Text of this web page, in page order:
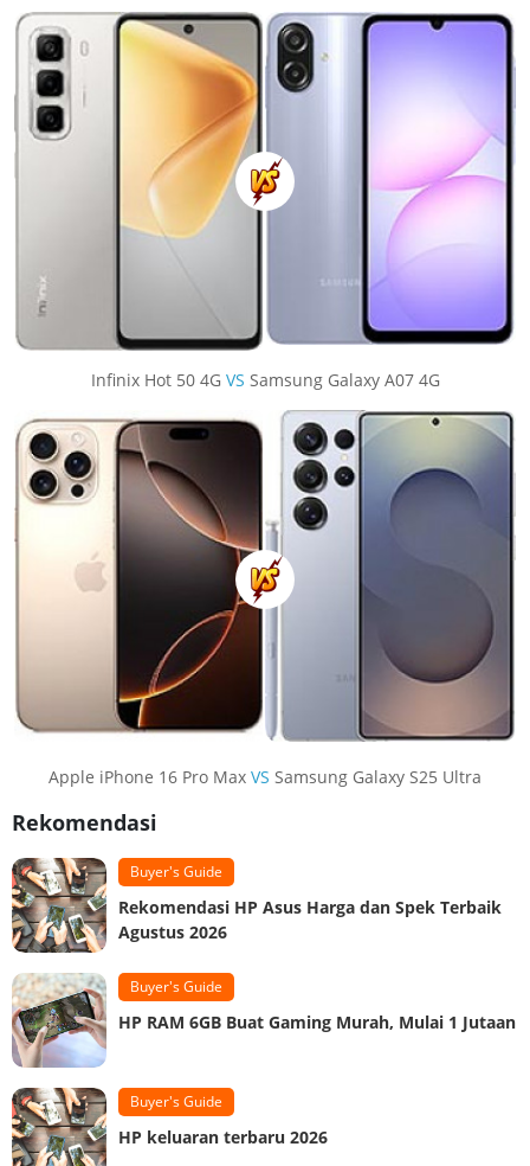
Infinix Hot 50 4G VS Samsung Galaxy A07 4G
Apple iPhone 16 Pro Max VS Samsung Galaxy S25 Ultra
Rekomendasi
Buyer's Guide
Rekomendasi HP Asus Harga dan Spek Terbaik
Agustus 2026
Buyer's Guide
HP RAM 6GB Buat Gaming Murah, Mulai 1 Jutaan
Buyer's Guide
HP keluaran terbaru 2026